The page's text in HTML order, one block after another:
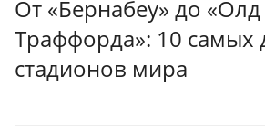
От «Бернабеу» до «Олд
Траффорда»: 10 самых
стадионов мира